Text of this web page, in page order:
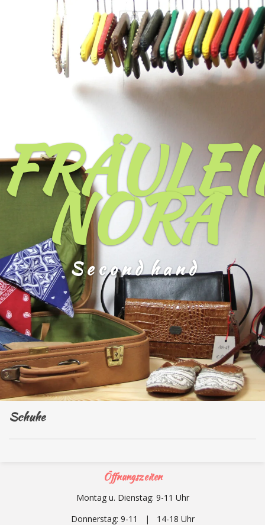
Hauptinhalt
NORA
S e c o n d h a n d
Schuhe
Öffnungszeiten
Montag u. Dienstag: 9-11 Uhr
Donnerstag: 9-11 | 14-18 Uhr